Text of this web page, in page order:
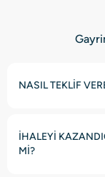
NASIL TEKLİF
İHALEYİ
Mİ?